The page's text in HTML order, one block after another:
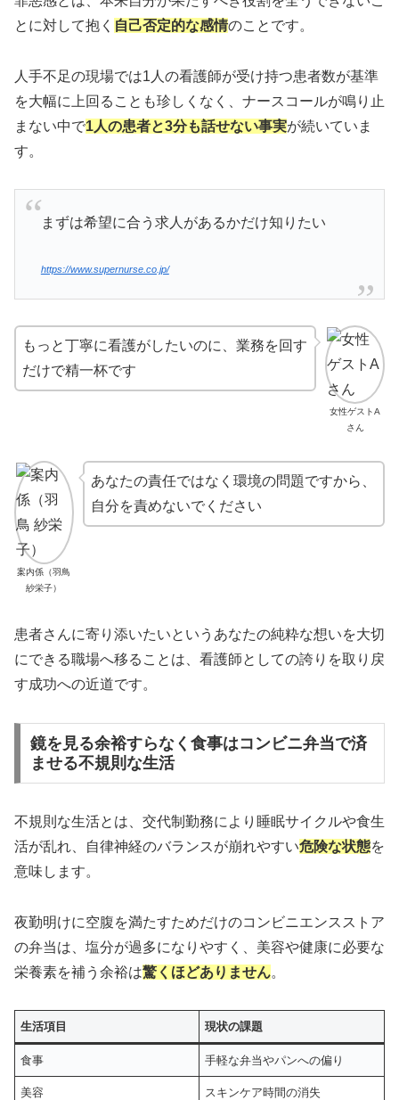
とに対して抱く 自己否定的な感情のことです。
人手不足の現場では1人の看護師が受け持つ患者数が基準
を大幅に上回ることも珍しくなく、ナースコールが鳴り止
まない中で1人の患者と3分も話せない事実が続いていま
す。
まずは希望に合う求人があるかだけ知りたい
https://www.supernurse.co.jp/
女性ゲストA
さん
もっと丁寧に看護がしたいのに、業務を回す
だけで精一杯です
案内係（羽鳥
紗栄子）
あなたの責任ではなく環境の問題ですから、
自分を責めないでください
患者さんに寄り添いたいというあなたの純粋な想いを大切
にできる職場へ移ることは、看護師としての誇りを取り戻
す成功への近道です。
鏡を見る余裕すらなく食事はコンビニ弁当で済
ませる不規則な生活
不規則な生活とは、交代制勤務により睡眠サイクルや食生
活が乱れ、自律神経のバランスが崩れやすい危険な状態を
意味します。
夜勤明けに空腹を満たすためだけのコンビニエンスストア
の弁当は、塩分が過多になりやすく、美容や健康に必要な
栄養素を補う余裕は驚くほどありません。
生活項目 現状の課題
食事 手軽な弁当やパンへの偏り
美容 スキンケア時間の消失